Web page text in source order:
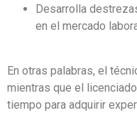
Desarrolla
en el mercado
En otras palabras, el
mientras que el
tiempo para adquirir